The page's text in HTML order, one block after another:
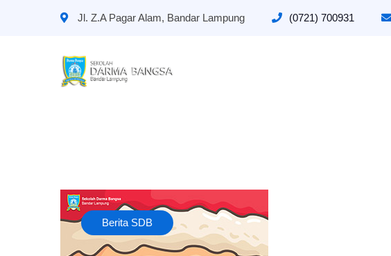
Jl. Z.A Pagar Alam, Bandar Lampung (0721) 700931
Berita SDB